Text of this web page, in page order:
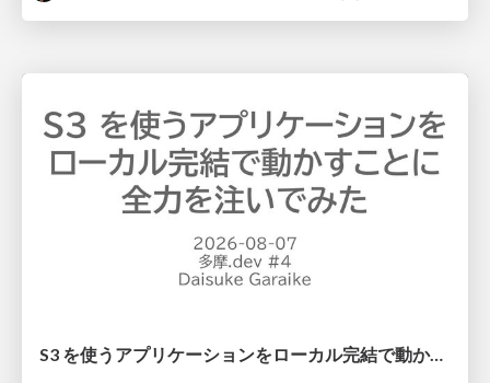
S3 を使うアプリケーションをローカル完結で動かすことに全力を注いでみた / Running S3 Apps Offline